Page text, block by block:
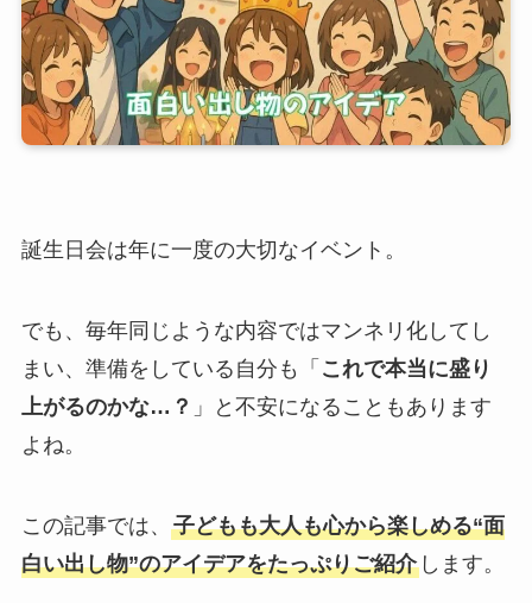
誕生日会は年に一度の大切なイベント。
でも、毎年同じような内容ではマンネリ化してし
まい、準備をしている自分も「 これで本当に盛り
上がるのかな…？ 」と不安になることもあります
よね。
この記事では、 子どもも大人も心から楽しめる“面
白い出し物”のアイデアをたっぷりご紹介します。